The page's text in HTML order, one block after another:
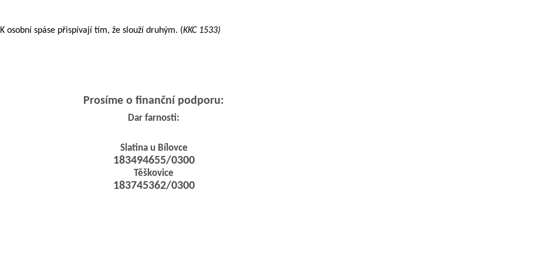
osobní spáse přispívají tím, že slouží druhým. (KKC 1533)
Prosíme o finanční podporu:
Dar farnosti:
Slatina u Bílovce
183494655/0300
Těškovice
183745362/0300